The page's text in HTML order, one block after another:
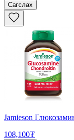
Сагслах
Jamieson
108,100₮